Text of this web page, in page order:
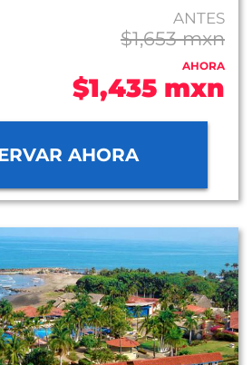
ANTES
$1,653 mxn
AHORA
$1,435 mxn
AHORA